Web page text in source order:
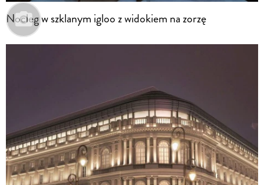
Nocleg w szklanym igloo z widokiem na zorzę